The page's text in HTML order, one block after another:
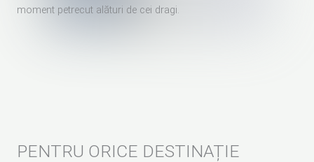
moment petrecut alături de cei dragi.
PENTRU ORICE DESTINAȚIE